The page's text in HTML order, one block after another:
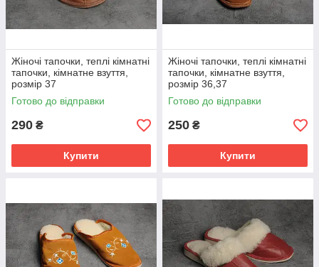
Жіночі тапочки, теплі кімнатні
тапочки, кімнатне взуття,
розмір 37
Готово до відправки
290 ₴
Купити
Жіночі тапочки, теплі кімнатні
тапочки, кімнатне взуття,
розмір 36,37
Готово до відправки
250 ₴
Купити